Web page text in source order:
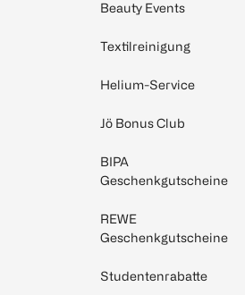
Beauty Events
Textilreinigung
Helium-Service
Jö Bonus Club
BIPA
Geschenkgutscheine
REWE
Geschenkgutscheine
Studentenrabatte